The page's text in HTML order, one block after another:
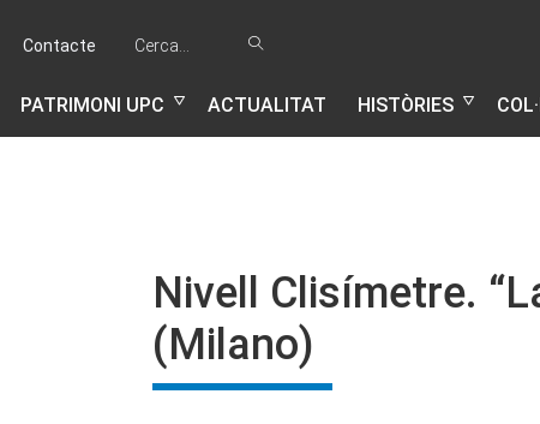
Contacte Cerca... Cercar
PATRIMONI UPC ACTUALITAT HISTÒRIES
Nivell Clisímetre.
(Milano)